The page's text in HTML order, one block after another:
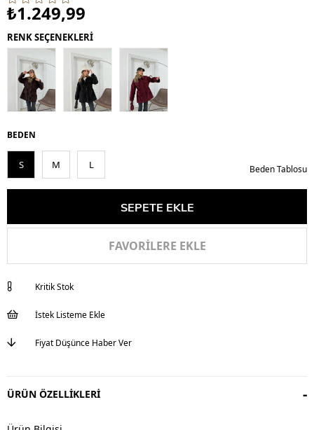
₺1.249,99
RENK SEÇENEKLERİ
BEDEN
S M L Beden Tablosu
FAVORILERE EKLE
Kritik Stok
İstek Listeme Ekle
Fiyat Düşünce Haber Ver
ÜRÜN ÖZELLIKLERI